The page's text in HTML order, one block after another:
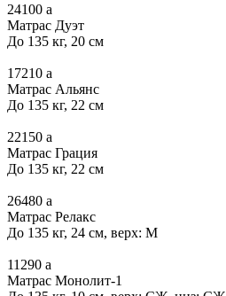
24100 a
Матрас Дуэт
До 135 кг, 20 см
17210 a
Матрас Альянс
До 135 кг, 22 см
22150 a
Матрас Грация
До 135 кг, 22 см
26480 a
Матрас Релакс
До 135 кг, 24 см, верх: М
11290 a
Матрас Монолит-1